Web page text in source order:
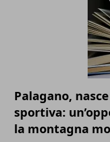
Palagano,
sportiva:
la montagna